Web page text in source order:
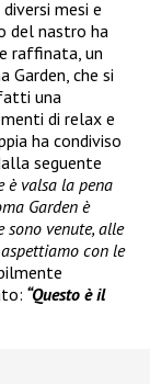
mesi e
del nastro ha
raffinata, un
Garden, che si
una
di relax e
ha condiviso
seguente
è valsa la pena
Garden è
sono venute, alle
con le
“Questo è il